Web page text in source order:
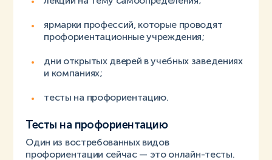
ярмарки профессий, которые проводят
профориентационные учреждения;
дни открытых дверей в учебных заведениях
и компаниях;
тесты на профориентацию.
Тесты на профориентацию
Один из востребованных видов
профориентации сейчас — это онлайн-тесты.